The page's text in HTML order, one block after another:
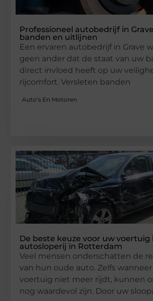
Professioneel autobedrijf in
banden en uitlijnen
Een ervaren autobedrijf in Grave
geen ander dat de staat van uw
direct invloed heeft op uw
rijcomfort. Versleten banden
Auto’s En Motoren
De beste keuze voor uw voertuig
autosloperij in Rotterdam
Veel mensen onderschatten de
van hun oude auto. Zelfs
voertuig niet meer rijdt, kunnen
nog waardevol zijn. Door uw